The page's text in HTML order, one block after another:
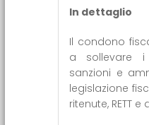
In dettaglio
Il condono
a sollevare i
sanzioni e
legislazione
ritenute, RETT e